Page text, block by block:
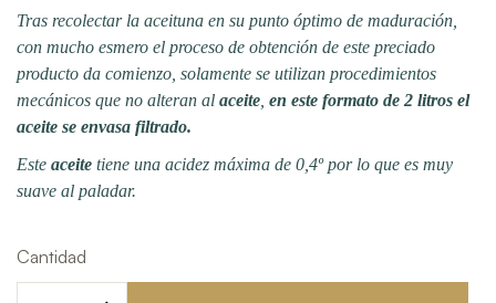
Tras recolectar la aceituna en su punto óptimo de maduración,
con mucho esmero el proceso de obtención de este preciado
producto da comienzo, solamente se utilizan procedimientos
mecánicos que no alteran al aceite en este formato de 2 litros el
aceite se envasa filtrado.
Este aceite tiene una acidez máxima de 0,4º por lo que es muy
suave al paladar.
Cantidad